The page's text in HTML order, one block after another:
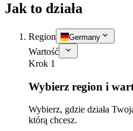
Jak to działa
Region Germany
Wartość
Krok 1
Wybierz region i
Wybierz, gdzie działa
którą chcesz.